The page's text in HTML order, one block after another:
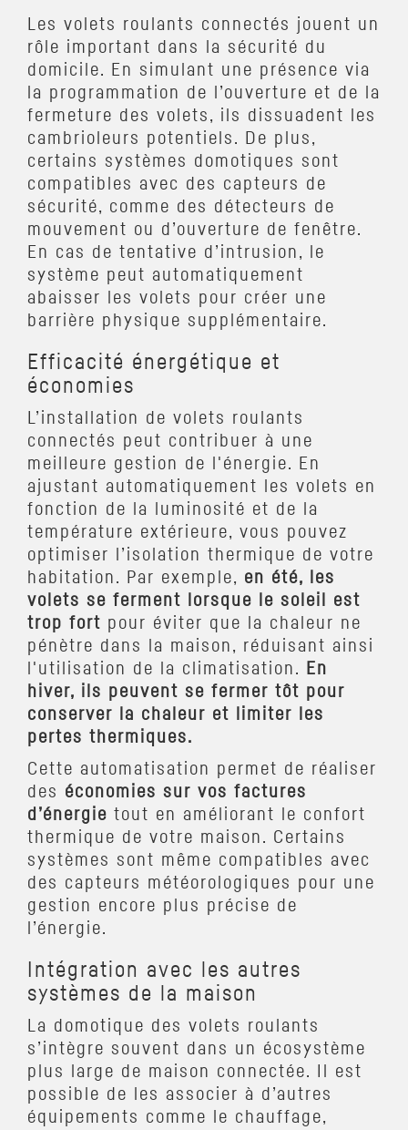
Les volets roulants connectés jouent un
rôle important dans la sécurité du
domicile. En simulant une présence via
la programmation de l’ouverture et de la
fermeture des volets, ils dissuadent les
cambrioleurs potentiels. De plus,
certains systèmes domotiques sont
compatibles avec des capteurs de
sécurité, comme des détecteurs de
mouvement ou d’ouverture de fenêtre.
En cas de tentative d’intrusion, le
système peut automatiquement
abaisser les volets pour créer une
barrière physique supplémentaire.
Efficacité énergétique et
économies
L’installation de volets roulants
connectés peut contribuer à une
meilleure gestion de l'énergie. En
ajustant automatiquement les volets en
fonction de la luminosité et de la
température extérieure, vous pouvez
optimiser l’isolation thermique de votre
habitation. Par exemple, en été, les
volets se ferment lorsque le soleil est
trop fort pour éviter que la chaleur ne
pénètre dans la maison, réduisant ainsi
l'utilisation de la climatisation. En
hiver, ils peuvent se fermer tôt pour
conserver la chaleur et limiter les
pertes thermiques.
Cette automatisation permet de réaliser
des économies sur vos factures
d’énergie tout en améliorant le confort
thermique de votre maison. Certains
systèmes sont même compatibles avec
des capteurs météorologiques pour une
gestion encore plus précise de
l’énergie.
Intégration avec les autres
systèmes de la maison
La domotique des volets roulants
s’intègre souvent dans un écosystème
plus large de maison connectée. Il est
possible de les associer à d’autres
équipements comme le chauffage,